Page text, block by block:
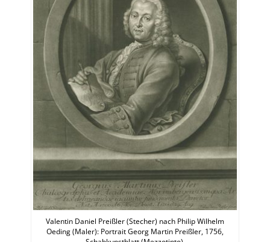
Valentin Daniel Preißler (Stecher) nach Philip Wilhelm
Oeding (Maler): Portrait Georg Martin Preißler, 1756,